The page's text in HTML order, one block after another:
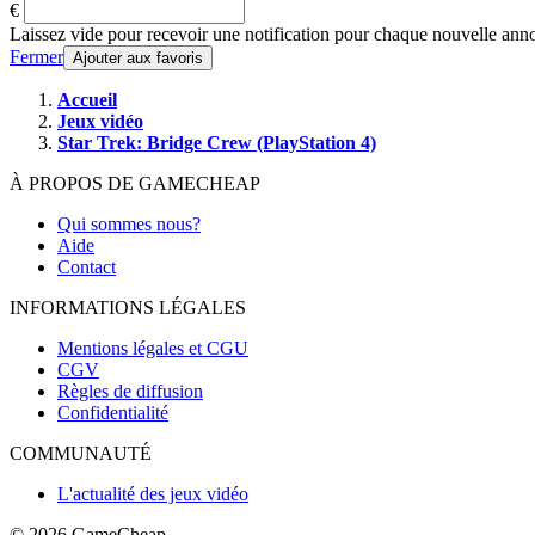
€
Laissez vide pour recevoir une notification pour chaque nouvelle
Fermer Ajouter aux favoris
Accueil
Jeux vidéo
Star Trek: Bridge Crew (PlayStation 4)
À PROPOS DE GAMECHEAP
Qui sommes nous?
Aide
Contact
INFORMATIONS LÉGALES
Mentions légales et CGU
CGV
Règles de diffusion
Confidentialité
COMMUNAUTÉ
L'actualité des jeux vidéo